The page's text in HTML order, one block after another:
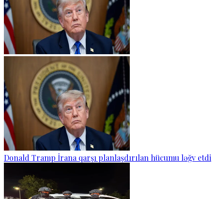
Donald Tramp İrana qarşı planlaşdırılan hücumu ləğv etdi